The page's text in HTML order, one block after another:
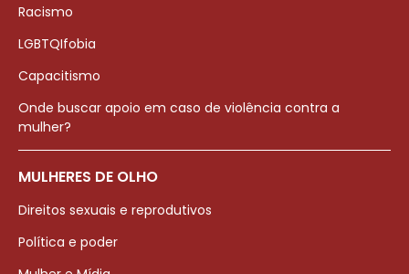
Racismo
LGBTQIfobia
Capacitismo
Onde buscar apoio em caso de violência contra a
mulher?
MULHERES DE OLHO
Direitos sexuais e reprodutivos
Política e poder